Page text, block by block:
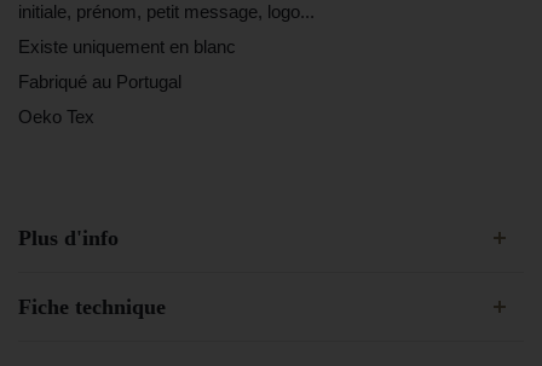
initiale, prénom, petit message, logo...
Existe uniquement en blanc
Fabriqué au Portugal
Oeko Tex
Plus d'info
Fiche technique